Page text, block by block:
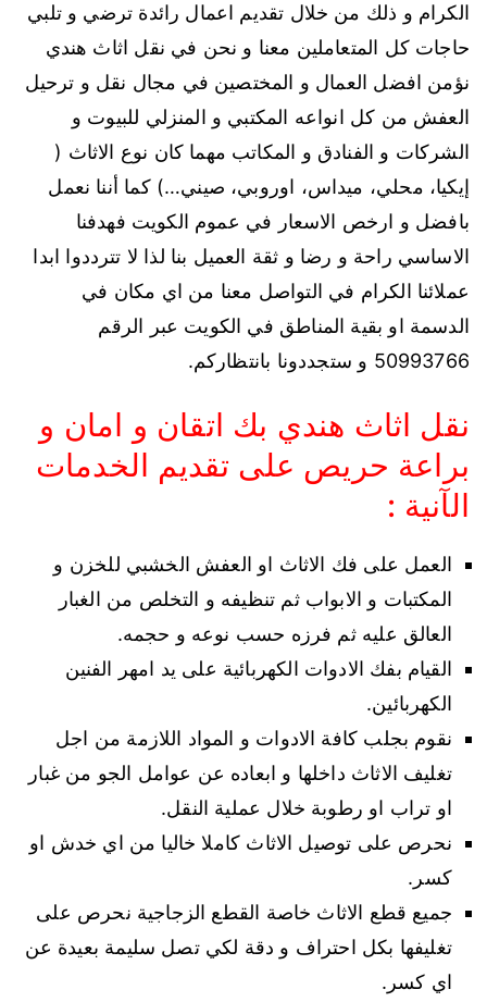
الكرام و ذلك من خلال تقديم اعمال رائدة ترضي و تلبي
حاجات كل المتعاملين معنا و نحن في نقل اثاث هندي
نؤمن افضل العمال و المختصين في مجال نقل و ترحيل
العفش من كل انواعه المكتبي و المنزلي للبيوت و
الشركات و الفنادق و المكاتب مهما كان نوع الاثاث (
إيكيا، محلي، ميداس، اوروبي، صيني…) كما أننا نعمل
بافضل و ارخص الاسعار في عموم الكويت فهدفنا
الاساسي راحة و رضا و ثقة العميل بنا لذا لا تترددوا ابدا
عملائنا الكرام في التواصل معنا من اي مكان في
الدسمة او بقية المناطق في الكويت عبر الرقم
50993766 و ستجددونا بانتظاركم.
نقل اثاث هندي بك اتقان و امان و
براعة حريص على تقديم الخدمات
الآنية :
العمل على فك الاثاث او العفش الخشبي للخزن و
المكتبات و الابواب ثم تنظيفه و التخلص من الغبار
العالق عليه ثم فرزه حسب نوعه و حجمه.
القيام بفك الادوات الكهربائية على يد امهر الفنين
الكهربائين.
نقوم بجلب كافة الادوات و المواد اللازمة من اجل
تغليف الاثاث داخلها و ابعاده عن عوامل الجو من غبار
او تراب او رطوبة خلال عملية النقل.
نحرص على توصيل الاثاث كاملا خاليا من اي خدش او
كسر.
جميع قطع الاثاث خاصة القطع الزجاجية نحرص على
تغليفها بكل احتراف و دقة لكي تصل سليمة بعيدة عن
اي كسر.